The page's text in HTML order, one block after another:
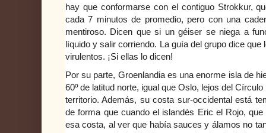
hay que conformarse con el contiguo Strokkur,
cada 7 minutos de promedio, pero con una
mentiroso. Dicen que si un géiser se niega a
líquido y salir corriendo. La guía del grupo dice
virulentos. ¡Si ellas lo dicen!
Por su parte, Groenlandia es una enorme isla de
60º de latitud norte, igual que Oslo, lejos del
territorio. Además, su costa sur-occidental está
de forma que cuando el islandés Eric el Rojo,
esa costa, al ver que había sauces y álamos no